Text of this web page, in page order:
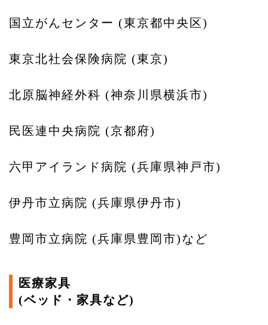
国立がんセンター (東京都中央区)
東京北社会保険病院 (東京)
北原脳神経外科 (神奈川県横浜市)
民医連中央病院 (京都府)
六甲アイランド病院 (兵庫県神戸市)
伊丹市立病院 (兵庫県伊丹市)
豊岡市立病院 (兵庫県豊岡市)など
医療家具
(ベッド・家具など)